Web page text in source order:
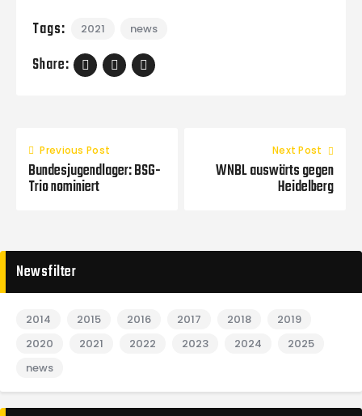
Tags: 2021 news
Share:
Previous Post
Bundesjugendlager: BSG-
Trio nominiert
Next Post
WNBL auswärts gegen
Heidelberg
Newsfilter
2014 2015 2016 2017 2018
2019
2020
2021 2022 2023 2024
2025
news